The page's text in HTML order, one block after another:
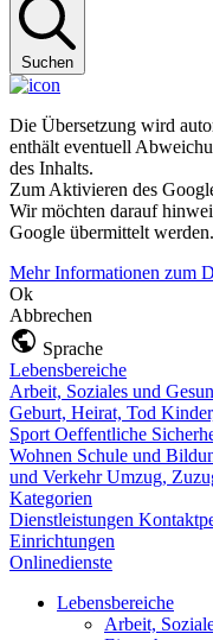
Suchen
Die Übersetzung wird
enthält eventuell
des Inhalts.
Zum Aktivieren des
Wir möchten darauf
Google übermittelt werden.
Mehr Informationen zum
Ok
Abbrechen
Sprache
Lebensbereiche
Arbeit, Soziales und
Geburt, Heirat, Tod
Sport Oeffentliche
Wohnen Schule und
und VerkehrUmzug,
Kategorien
Dienstleistungen
Einrichtungen
Onlinedienste
Lebensbereiche
Arbeit,